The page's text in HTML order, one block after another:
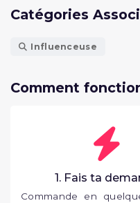
Catégories
Influenceuse
Comment
1. Fais ta
Commande en